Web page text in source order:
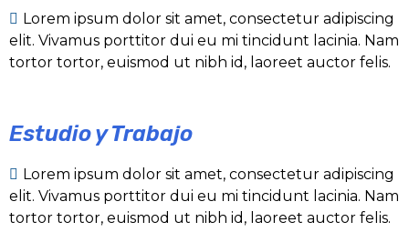
Lorem ipsum dolor sit amet, consectetur adipiscing
elit. Vivamus porttitor dui eu mi tincidunt lacinia. Nam
tortor tortor, euismod ut nibh id, laoreet auctor felis.
Estudio y Trabajo
Lorem ipsum dolor sit amet, consectetur adipiscing
elit. Vivamus porttitor dui eu mi tincidunt lacinia. Nam
tortor tortor, euismod ut nibh id, laoreet auctor felis.